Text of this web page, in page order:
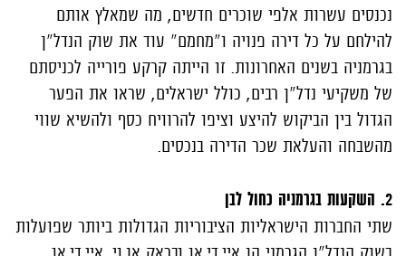
נכנסים עשרות אלפי שוכרים חדשים, מה שמאלץ אותם
להילחם על כל דירה פנויה ו"מחמם" עוד את שוק הנדל"ן
בגרמניה בשנים האחרונות. זו הייתה קרקע פורייה לכניסתם
של משקיעי נדל"ן רבים, כולל ישראלים, שראו את הפער
הגדול בין הביקוש להיצע וציפו להרוויח כסף ולהשיא שווי
מהשבחה והעלאת שכר הדירה בנכסים.
2. השקעות בגרמניה כחול לבן
שתי החברות הישראליות הציבוריות הגדולות ביותר שפועלות